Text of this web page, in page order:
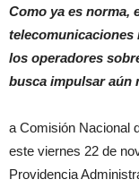
Como ya es norma,
telecomunicaciones
los operadores
busca impulsar aún
a Comisión Nacional
este viernes 22 de
Providencia